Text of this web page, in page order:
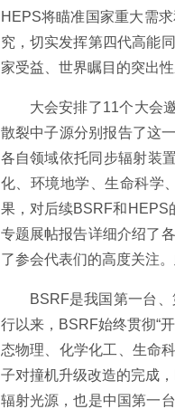
HEPS将瞄准国家重大需
究，切实发挥第四代高能
家受益、世界瞩目的突出性
大会安排了11个大会
散裂中子源分别报告了这
各自领域依托同步辐射装
化、环境地学、生命科学
果，对后续BSRF和HEPS
专题展帖报告详细介绍了
了参会代表们的高度关注
BSRF是我国第一台
行以来，BSRF始终贯彻“
态物理、化学化工、生命
子对撞机升级改造的完成
辐射光源，也是中国第一